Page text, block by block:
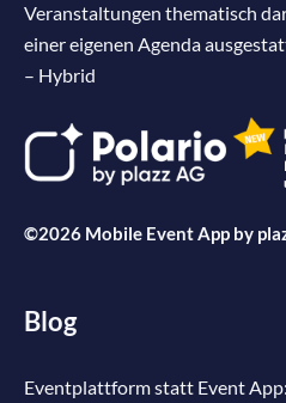
Veranstaltungen thematisch
einer eigenen Agenda
– Hybrid
©2026 Mobile Event App by
Blog
Eventplattform statt Event